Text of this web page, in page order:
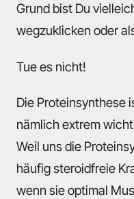
Grund bist Du
wegzuklicken oder
Tue es nicht!
Die Proteinsynthese
nämlich extrem
Weil uns die
häufig steroidfreie
wenn sie optimal